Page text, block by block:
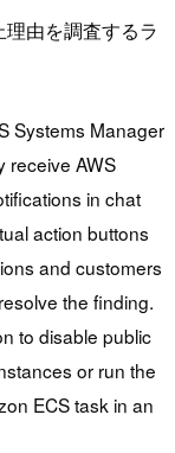
由を調査するラ
Systems Manager
receive AWS
in chat
action buttons
and customers
the finding.
to disable public
or run the
ECS task in an